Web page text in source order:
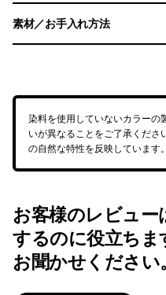
素材／お手入れ方法
染料を使用していないカラーの
いが異なることをご了承くだ
の自然な特性を反映しています。
お客様のレビュ
するのに役立ちま
お聞かせください。